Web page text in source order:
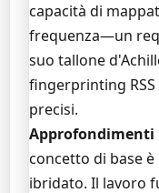
capacità di
frequenza—un
suo tallone
fingerprinting
precisi.
Approfondimenti
concetto di base
ibridato. Il lavoro